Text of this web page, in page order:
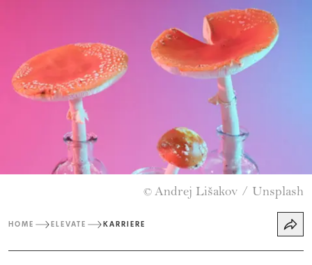
© Andrej Lišakov / Unsplash
HOME ELEVATE KARRIERE